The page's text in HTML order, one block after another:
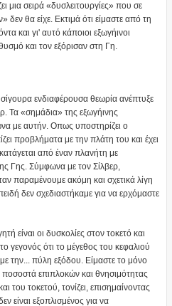
μια σειρά «δυσλειτουργίες» που σε
θα είχε. Εκτιμά ότι είμαστε από τη
και γι' αυτό κάποιοι εξωγήινοι
και τον εξόρισαν στη Γη.
ενδιαφέρουσα θεωρία ανέπτυξε
Τα «σημάδια» της εξωγήινης
με αυτήν. Οπως υποστηρίζει ο
προβλήματα με την πλάτη του και έχει
από έναν πλανήτη με
Γης. Σύμφωνα με τον Σίλβερ,
παραμένουμε ακόμη και σχετικά λίγη
δεν σχεδιαστήκαμε για να ερχόμαστε
είναι οι δυσκολίες στον τοκετό και
γεγονός ότι το μέγεθος του κεφαλιού
την... πύλη εξόδου. Είμαστε το μόνο
επιπλοκών και θνησιμότητας
του τοκετού, τονίζει, επισημαίνοντας
είναι εξοπλισμένος για να